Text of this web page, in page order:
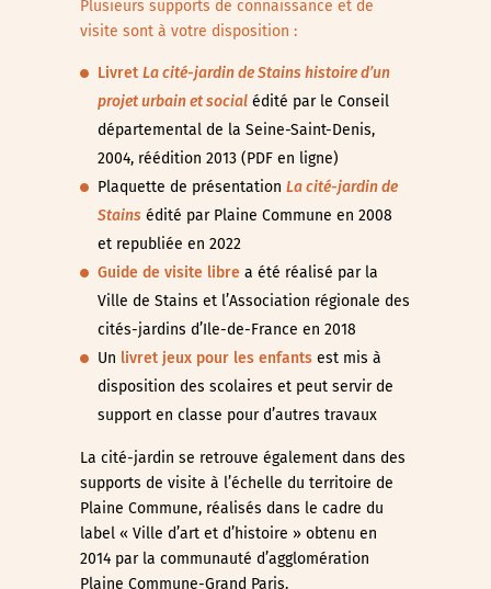
Plusieurs supports de connaissance et de
visite sont à votre disposition :
LivretLa cité-jardin de Stains histoire d’un
projet urbain et social édité par le Conseil
départemental de la Seine-Saint-Denis,
2004, réédition 2013 (PDF en ligne)
Plaquette de présentationLa cité-jardin de
Stains édité par Plaine Commune en 2008
et republiée en 2022
Guide de visite libre a été réalisé par la
Ville de Stains et l’Association régionale des
cités-jardins d’Ile-de-France en 2018
Un livret jeux pour les enfants est mis à
disposition des scolaires et peut servir de
support en classe pour d’autres travaux
La cité-jardin se retrouve également dans des
supports de visite à l’échelle du territoire de
Plaine Commune, réalisés dans le cadre du
label « Ville d’art et d’histoire » obtenu en
2014 par la communauté d’agglomération
Plaine Commune-Grand Paris.